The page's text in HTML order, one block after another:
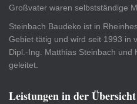
Großvater waren selbstständige
Steinbach Baudeko ist in
Gebiet tätig und wird seit 1993 in
Dipl.-Ing. Matthias Steinbach und
geleitet.
Leistungen in der Übersicht